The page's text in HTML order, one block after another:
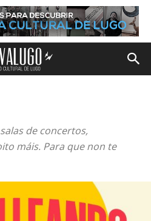
de concertos,
máis. Para que non te